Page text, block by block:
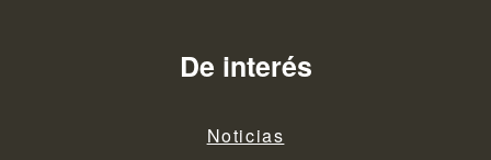
De interés
Noticias